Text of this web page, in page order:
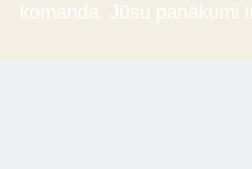
komanda. Jūsu panākumi